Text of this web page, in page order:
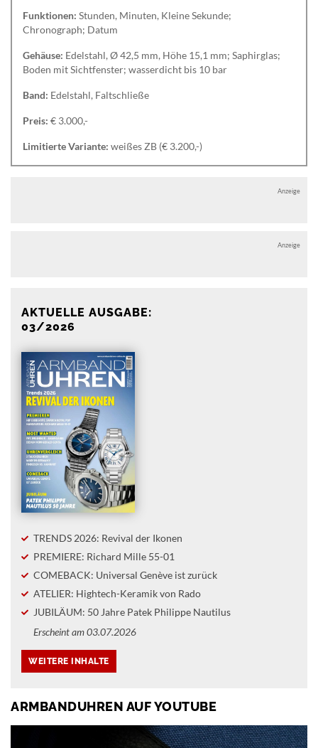
Funktionen: Stunden, Minuten, Kleine Sekunde;
Chronograph; Datum
Gehäuse: Edelstahl, Ø 42,5 mm, Höhe 15,1 mm; Saphirglas;
Boden mit Sichtfenster; wasserdicht bis 10 bar
Band: Edelstahl, Faltschließe
Preis: € 3.000,-
Limitierte Variante: weißes ZB (€ 3.200,-)
Anzeige
Anzeige
AKTUELLE AUSGABE:
03/2026
TRENDS 2026: Revival der Ikonen
PREMIERE: Richard Mille 55-01
COMEBACK: Universal Genève ist zurück
ATELIER: Hightech-Keramik von Rado
JUBILÄUM: 50 Jahre Patek Philippe Nautilus
Erscheint am 03.07.2026
ARMBANDUHREN AUF YOUTUBE